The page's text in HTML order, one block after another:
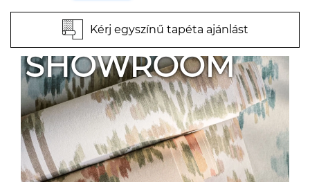
Kérj egyszínű tapéta ajánlást
SHOWROOM